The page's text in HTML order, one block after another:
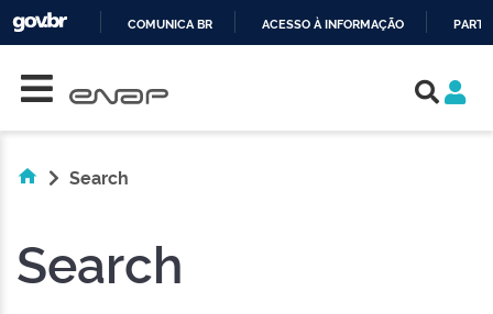
COMUNICA BR ACESSO À INFORMAÇÃO
Search
Search